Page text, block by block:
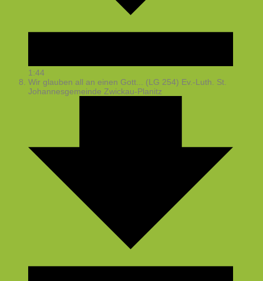
1:44
Wir glauben all an einen Gott... (LG 254) Ev.-Luth. St.
Johannesgemeinde Zwickau-Planitz